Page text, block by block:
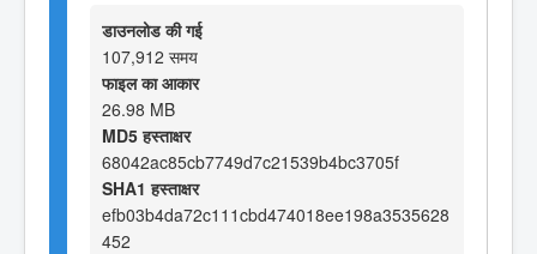
डाउनलोड की गई
107,912 समय
फाइल का आकार
26.98 MB
MD5 हस्ताक्षर
68042ac85cb7749d7c21539b4bc3705f
SHA1 हस्ताक्षर
efb03b4da72c111cbd474018ee198a3535628
452